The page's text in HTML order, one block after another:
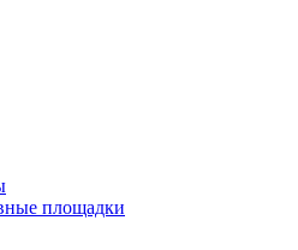
площадки